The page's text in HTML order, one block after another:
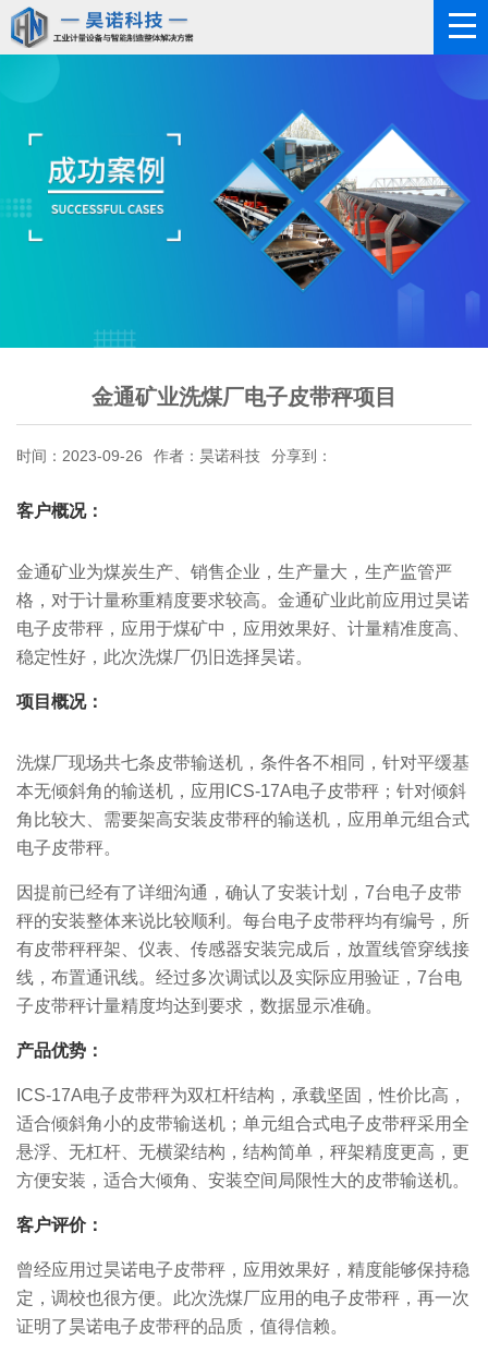
金通矿业洗煤厂电子皮带秤项目
时间：2023-09-26 作者：昊诺科技 分享到：
客户概况：
金通矿业为煤炭生产、销售企业，生产量大，生产监管严
格，对于计量称重精度要求较高。金通矿业此前应用过昊诺
电子皮带秤，应用于煤矿中，应用效果好、计量精准度高、
稳定性好，此次洗煤厂仍旧选择昊诺。
项目概况：
洗煤厂现场共七条皮带输送机，条件各不相同，针对平缓基
本无倾斜角的输送机，应用ICS-17A电子皮带秤；针对倾斜
角比较大、需要架高安装皮带秤的输送机，应用单元组合式
电子皮带秤。
因提前已经有了详细沟通，确认了安装计划，7台电子皮带
秤的安装整体来说比较顺利。每台电子皮带秤均有编号，所
有皮带秤秤架、仪表、传感器安装完成后，放置线管穿线接
线，布置通讯线。经过多次调试以及实际应用验证，7台电
子皮带秤计量精度均达到要求，数据显示准确。
产品优势：
ICS-17A电子皮带秤为双杠杆结构，承载坚固，性价比高，
适合倾斜角小的皮带输送机；单元组合式电子皮带秤采用全
悬浮、无杠杆、无横梁结构，结构简单，秤架精度更高，更
方便安装，适合大倾角、安装空间局限性大的皮带输送机。
客户评价：
曾经应用过昊诺电子皮带秤，应用效果好，精度能够保持稳
定，调校也很方便。此次洗煤厂应用的电子皮带秤，再一次
证明了昊诺电子皮带秤的品质，值得信赖。